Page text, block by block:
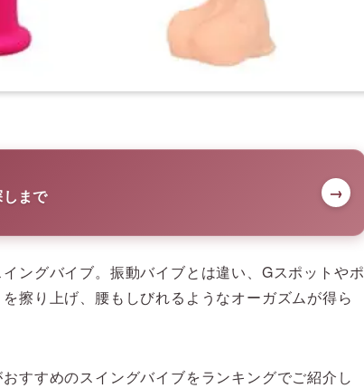
まで →
ングバイブ。振動バイブとは違い、Gスポットやポ
擦り上げ、腰もしびれるようなオーガズムが得ら
すすめのスイングバイブをランキングでご紹介し